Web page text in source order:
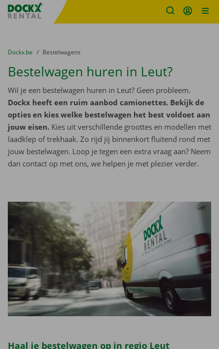
Fratello DEMO
U bevindt zich hier:
van
Dockx.be naar
Bestelwagens
Bestelwagen huren in Leut?
Wil je een bestelwagen huren in Leut? Geen probleem.
Dockx heeft een ruim aanbod camionettes. Bekijk de
opties en kies welke bestelwagen het best voldoet aan
jouw eisen. Kies uit verschillende groottes en modellen met
laadklep of trekhaak. Zo rijd jij binnenkort fluitend rond met
jouw bestelwagen. Loop je tegen een extra vraag aan? Neem
dan contact op met ons, we helpen je met plezier verder.
Haal je bestelwagen op in regio Leut